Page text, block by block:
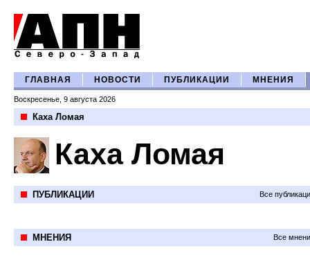
ГЛАВНАЯ НОВОСТИ ПУБЛИКАЦИИ МНЕНИЯ
Воскресенье, 9 августа 2026
Каха Ломая
Каха Ломая
ПУБЛИКАЦИИ Все
МНЕНИЯ Все